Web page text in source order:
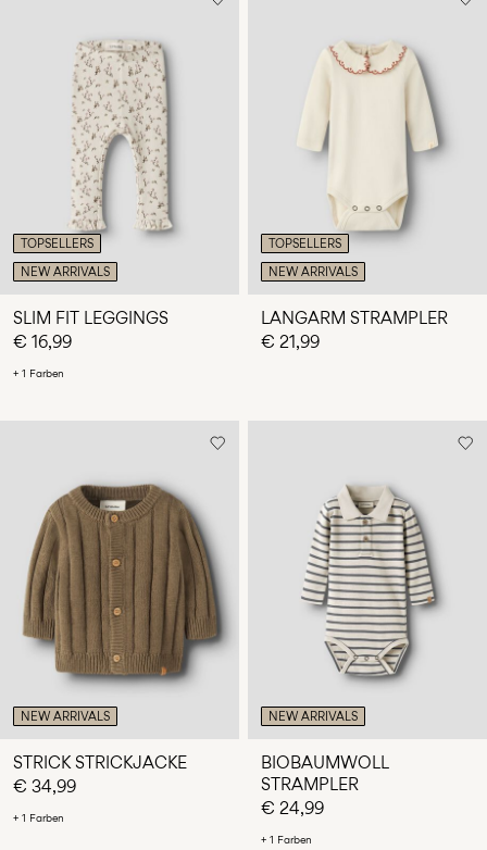
TOPSELLERS
NEW ARRIVALS
SLIM FIT LEGGINGS
€ 16,99
+ 1 Farben
TOPSELLERS
NEW ARRIVALS
LANGARM STRAMPLER
€ 21,99
NEW ARRIVALS
STRICK STRICKJACKE
€ 34,99
+ 1 Farben
NEW ARRIVALS
BIOBAUMWOLL
STRAMPLER
€ 24,99
+ 1 Farben